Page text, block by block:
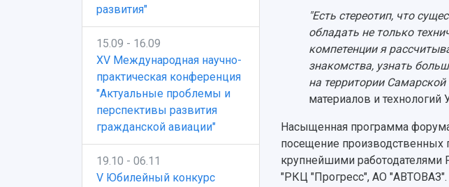
развития"
15.09 - 16.09
XV Международная научно-
практическая конференция
"Актуальные проблемы и
перспективы развития
гражданской авиации"
19.10 - 06.11
V Юбилейный конкурс
"Есть стереотип, что
обладать не только
компетенции я
знакомства, узнать
на территории Самарской
материалов и технологий
Насыщенная программа
посещение
крупнейшими работодателями
"РКЦ "Прогресс", АО "АВТОВАЗ".